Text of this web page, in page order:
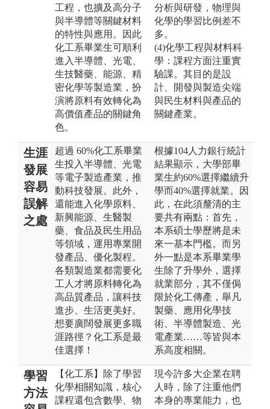
工程，也擴及高分子
與半導體等關鍵材料
的特性與應用。因此
化工系畢業生可順利
進入半導體、光電、
生技醫藥、能源、精
密化學等製造業，扮
演將原料有效轉化為
高價值產品的關鍵角
色。
分析與研發，物理與
化學的學習比例差不
多。
(4)化學工程與材料科
學：課程方面注重實
驗課。其目的是設
計、開發與製造尖端
與民生材料與產品的
關鍵產業。
生涯
發展
容易
誤解
之處
超過 60%化工系畢業
生投入半導體、光電
等電子製造產業，推
動科技發展。此外，
還能進入化學原料、
新興能源、生醫製
藥、食品及民生用品
等領域，運用專業開
發產品、優化製程。
各類製造業都需要化
工人才將原料轉化為
高品質產品，讓科技
進步、生活更美好。
想要廣闊發展更多職
涯路徑？化工系是最
佳選擇！
根據104人力銀行統計
結果顯示，大學部畢
業生約60%選擇繼續升
學而40%選擇就業。因
此，在此須釐清的主
要共有兩點：首先，
本系碩士學歷將是未
來一基本門檻。而另
外一點是本系畢業學
生除了升學外，選擇
就業部分，其不僅侷
限於化工傳產，舉凡
製藥、應用化學技
術、半導體製造、光
電產業……等皆與本
系高度相關。
學習
方法
【化工系】除了學習
化學相關知識，核心
課程還包含數學、物
現今許多大企業在聘
人時，除了注重他們
本身的專業能力，也